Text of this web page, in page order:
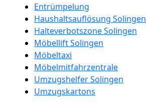
Entrümpelung
Haushaltsauflösung Solingen
Halteverbotszone Solingen
Möbellift Solingen
Möbeltaxi
Möbelmitfahrzentrale
Umzugshelfer Solingen
Umzugskartons